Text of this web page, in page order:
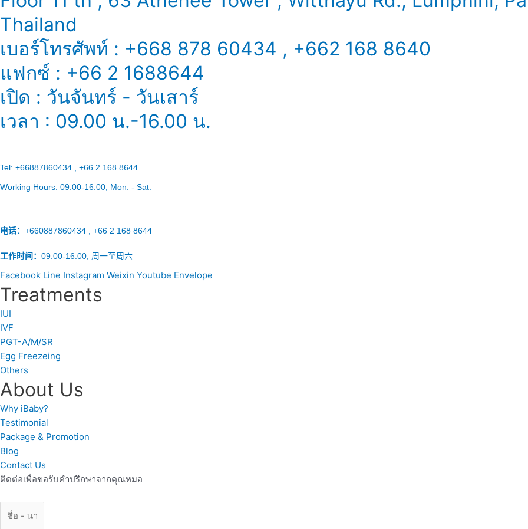
Thailand
เบอร์โทรศัพท์ : +668 878 60434 , +662 168 8640
แฟกซ์ : +66 2 1688644
เปิด : วันจันทร์ - วันเสาร์
เวลา : 09.00 น.-16.00 น.
Tel: +66887860434 , +66 2 168 8644
Working Hours: 09:00-16:00 , Mon. - Sat.
电话： +660887860434 , +66 2 168 8644
工作时间： 09:00-16:00, 周一至周六
Facebook Line Instagram Weixin Youtube Envelope
Treatments
IUI
IVF
PGT-A/M/SR
Egg Freezeing
Others
About Us
Why iBaby?
Testimonial
Package & Promotion
Blog
Contact Us
ติดต่อเพื่อขอรับคำปรึกษาจากคุณหมอ